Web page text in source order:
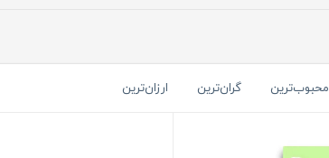
محبوب‌ترین گران‌ترین ارزان‌ترین